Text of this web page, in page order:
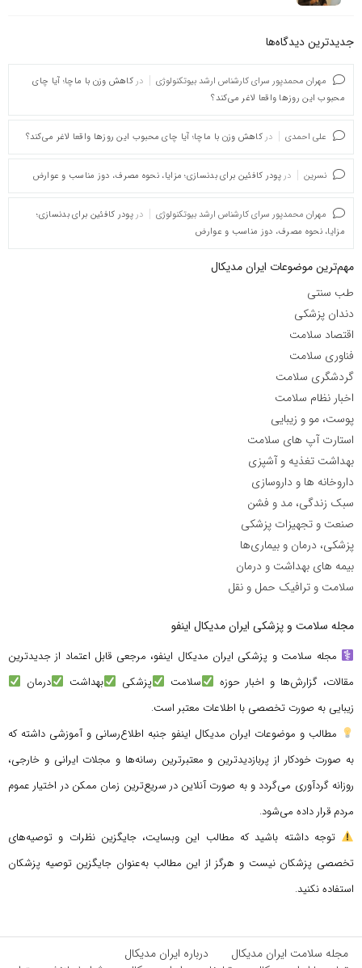
جدیدترین دیدگاه‌‌ها
مهران محمدپور سرای کارشناس ارشد بیوتکنولوژی درکاهش وزن با ماچا؛ آیا چای
محبوب این روزها واقعا لاغر می‌کند؟
علی احمدی درکاهش وزن با ماچا؛ آیا چای محبوب این روزها واقعا لاغر می‌کند؟
نسرین درپودر کافئین برای بدنسازی؛ مزایا، نحوه مصرف، دوز مناسب و عوارض
مهران محمدپور سرای کارشناس ارشد بیوتکنولوژی درپودر کافئین برای بدنسازی؛
مزایا، نحوه مصرف، دوز مناسب و عوارض
مهم‌ترین موضوعات ایران مدیکال
طب سنتی
دندان پزشکی
اقتصاد سلامت
فناوری سلامت
گردشگری سلامت
اخبار نظام سلامت
پوست، مو و زیبایی
استارت آپ های سلامت
بهداشت تغذیه و آشپزی
داروخانه ها و داروسازی
سبک زندگی، مد و فشن
صنعت و تجهیزات پزشکی
پزشکی، درمان و بیماری‌ها
بیمه های بهداشت و درمان
سلامت و ترافیک حمل و نقل
مجله سلامت و پزشکی ایران مدیکال اینفو
مجله سلامت و پزشکی ایران مدیکال اینفو، مرجعی قابل اعتماد از جدیدترین
مقالات، گزارش‌ها و اخبار حوزه
سلامت پزشکی بهداشت
درمان
زیبایی به صورت تخصصی با اطلاعات معتبر است.
مطالب و موضوعات ایران مدیکال اینفو جنبه اطلاع‌رسانی و آموزشی داشته که
به صورت خودکار از پربازدیدترین و معتبرترین رسانه‌ها و مجلات ایرانی و خارجی،
روزانه گردآوری می‌گردد و به صورت آنلاین در سریع‌ترین زمان ممکن در اختیار عموم
مردم قرار داده می‌شود.
توجه داشته باشید که مطالب این وبسایت، جایگزین نظرات و توصیه‌های
تخصصی پزشکان نیست و هرگز از این مطالب به‌عنوان جایگزین توصیه پزشکان
استفاده نکنید.
مجله سلامت ایران مدیکال
درباره ایران مدیکال